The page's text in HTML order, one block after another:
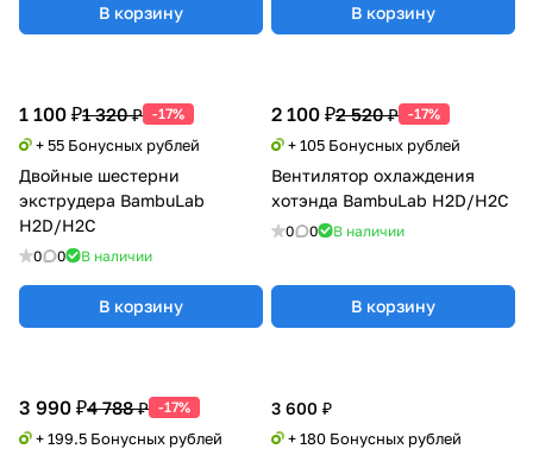
В корзину В корзину
2 100 ₽2 520 ₽ -17%
+ 105 Бонусных рублей
Вентилятор охлаждения
хотэнда BambuLab H2D/H2C
0 0 В наличии
В корзину
3 990 ₽4 788 ₽ -17%
+ 199.5 Бонусных рублей
3 600 ₽
+ 180 Бонусных рублей
1 100 ₽1 320 ₽ -17%
+ 55 Бонусных рублей
Двойные шестерни
экструдера BambuLab
H2D/H2C
0 0 В наличии
В корзину